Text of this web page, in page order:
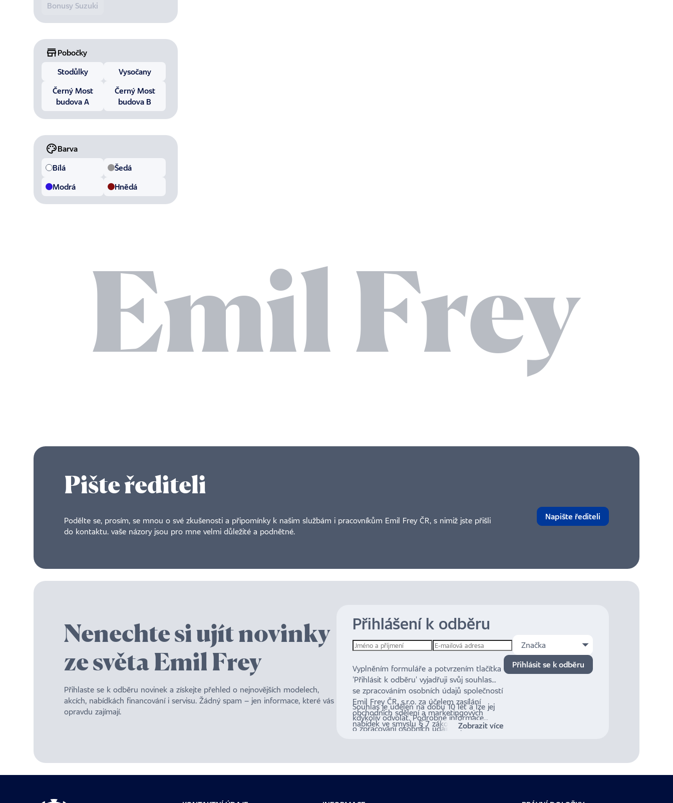
Bonusy Suzuki
Pobočky
Stodůlky
Vysočany
Černý Most
budova A
Černý Most
budova B
Barva
Bílá
Šedá
Modrá
Hnědá
Pište řediteli
Podělte se, prosím, se mnou o své zkušenosti a připomínky k našim službám i pracovníkům Emil Frey ČR, s nimiž jste přišli
do kontaktu. vaše názory jsou pro mne velmi důležité a podnětné.
Napište řediteli
Nenechte si ujít novinky
ze světa Emil Frey
Přihlaste se k odběru novinek a získejte přehled o nejnovějších modelech,
akcích, nabídkách financování i servisu. Žádný spam – jen informace, které vás
opravdu zajímají.
Přihlášení k odběru
Značka
Vyplněním formuláře a potvrzením tlačítka
'Přihlásit k odběru' vyjadřuji svůj souhlas
se zpracováním osobních údajů společností
Emil Frey ČR, s.r.o. za účelem zasílání
obchodních sdělení a marketingových
nabídek ve smyslu § 7 zákona č. 480/2004
Souhlas je udělen na dobu 10 let a lze jej
kdykoliv odvolat. Podrobné informace
o zpracování osobních údajů a mýchZobrazit více
Přihlásit se k odběru